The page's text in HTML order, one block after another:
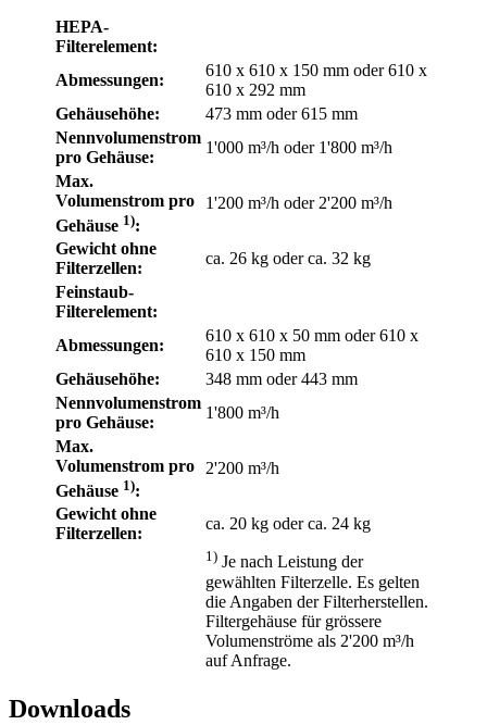
HEPA-
Filterelement:
Abmessungen:
610 x 610 x 150 mm oder 610 x
610 x 292 mm
Gehäusehöhe:
473 mm oder 615 mm
Nennvolumenstrom
pro Gehäuse:
1'000 m³/h oder 1'800 m³/h
Max.
Volumenstrom pro
Gehäuse 1):
1'200 m³/h oder 2'200 m³/h
Gewicht ohne
Filterzellen:
ca. 26 kg oder ca. 32 kg
Feinstaub-
Filterelement:
Abmessungen:
610 x 610 x 50 mm oder 610 x
610 x 150 mm
Gehäusehöhe:
348 mm oder 443 mm
Nennvolumenstrom
pro Gehäuse:
1'800 m³/h
Max.
Volumenstrom pro
Gehäuse 1):
2'200 m³/h
Gewicht ohne
Filterzellen:
ca. 20 kg oder ca. 24 kg
1) Je nach Leistung der
gewählten Filterzelle. Es gelten
die Angaben der Filterherstellen.
Filtergehäuse für grössere
Volumenströme als 2'200 m³/h
auf Anfrage.
Downloads